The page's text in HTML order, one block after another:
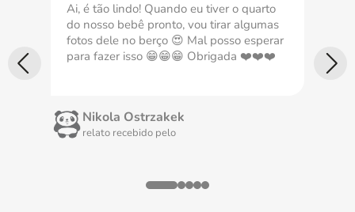
Ai, é tão lindo! Quando eu tiver o quarto
do nosso bebê pronto, vou tirar algumas
fotos dele no berço 😍 Mal posso esperar
para fazer isso 😁😁😁 Obrigada ❤️❤️❤️
Nikola Ostrzakek
relato recebido pelo